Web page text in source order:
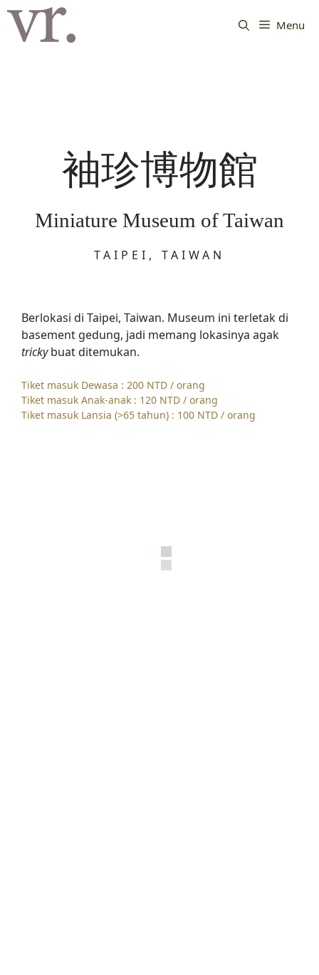
Langsung
Menu
袖珍博物館
Miniature Museum of Taiwan
TAIPEI, TAIWAN
Berlokasi di Taipei, Taiwan. Museum ini terletak di
basement gedung, jadi memang lokasinya agak
trickybuat ditemukan.
Tiket masuk Dewasa : 200 NTD / orang
Tiket masuk Anak-anak : 120 NTD / orang
Tiket masuk Lansia (>65 tahun) : 100 NTD / orang